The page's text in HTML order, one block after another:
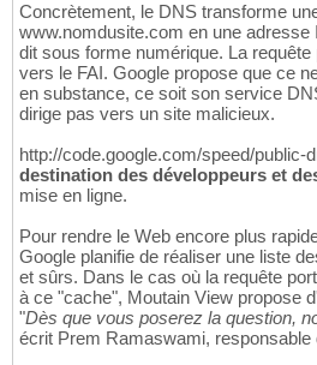
Concrètement, le DNS transforme
www.nomdusite.com en une adresse
dit sous forme numérique. La
vers le FAI. Google propose que ce
en substance, ce soit son service
dirige pas vers un site malicieux.
http://code.google.com/speed/public-
destination des développeurs et
mise en ligne.
Pour rendre le Web encore plus
Google planifie de réaliser une liste
et sûrs. Dans le cas où la requête
à ce "cache", Moutain View propose
"Dès que vous poserez la question,
écrit Prem Ramaswami, responsable